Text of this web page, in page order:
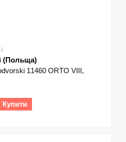
(Польща)
11460 ORTO VIII,
Купити